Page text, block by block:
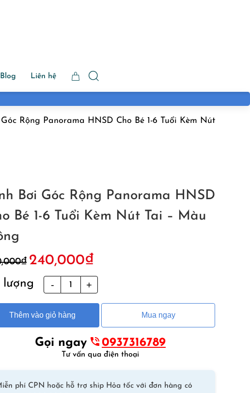
Blog Liên hệ
Rộng Panorama HNSD Cho Bé 1-6 Tuổi Kèm Nút
Bơi Góc Rộng Panorama HNSD
Bé 1-6 Tuổi Kèm Nút Tai – Màu
₫ gốc
320,000₫.
240,000₫
tại
lượng
Bơi
Góc
Rộng
Panorama
HNSD
6
Thêm vào giỏ hàng Mua ngay
Gọi ngay 0937316789
Tư vấn qua điện thoại
phí CPN hoặc hỗ trợ ship Hỏa tốc với đơn hàng có